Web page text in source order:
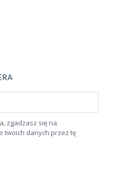
zgadzasz się na
twoich danych przez tę